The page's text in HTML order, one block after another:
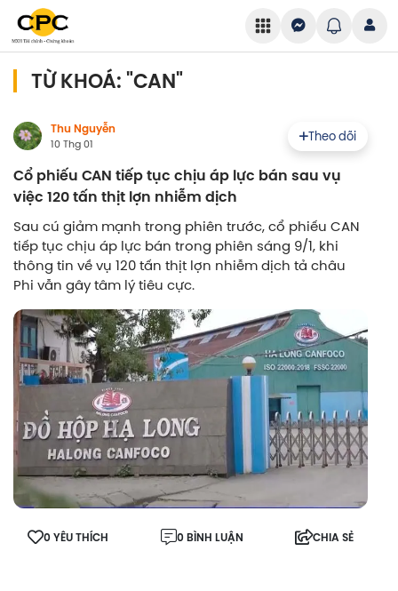
TỪ KHOÁ: "CAN"
Thu Nguyễn
10 Thg 01
Theo dõi
Cổ phiếu CAN tiếp tục chịu áp lực bán sau vụ
việc 120 tấn thịt lợn nhiễm dịch
Sau cú giảm mạnh trong phiên trước, cổ phiếu CAN
tiếp tục chịu áp lực bán trong phiên sáng 9/1, khi
thông tin về vụ 120 tấn thịt lợn nhiễm dịch tả châu
Phi vẫn gây tâm lý tiêu cực.
0 YÊU THÍCH 0 BÌNH LUẬN CHIA SẺ